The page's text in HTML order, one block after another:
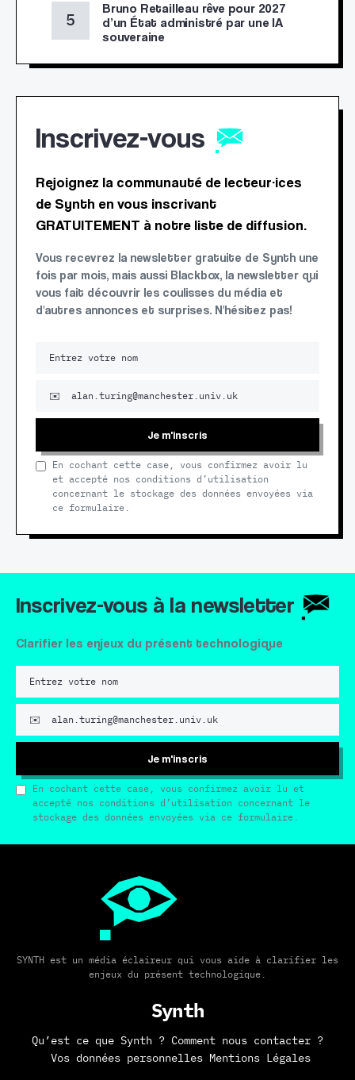
Bruno Retailleau rêve pour 2027
d’un État administré par une IA
souveraine
Inscrivez-vous
Rejoignez la communauté de lecteur·ices
de Synth en vous inscrivant
GRATUITEMENT à notre liste de diffusion.
Vous recevrez la newsletter gratuite de Synth une
fois par mois, mais aussi Blackbox, la newsletter qui
vous fait découvrir les coulisses du média et
d'autres annonces et surprises. N'hésitez pas!
Je m'inscris
En cochant cette case, vous confirmez avoir lu
et accepté nos conditions d’utilisation
concernant le stockage des données envoyées via
ce formulaire.
Inscrivez-vous à la newsletter
Clarifier les enjeux du présent technologique
Je m'inscris
En cochant cette case, vous confirmez avoir lu et
accepté nos conditions d’utilisation concernant le
stockage des données envoyées via ce formulaire.
SYNTH est un média éclaireur qui vous aide à clarifier les
enjeux du présent technologique.
Synth
Qu’est ce que Synth ?
Comment nous contacter ?
Vos données personnelles
Mentions Légales